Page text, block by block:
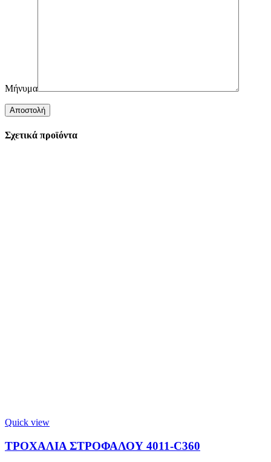
Μήνυμα
Σχετικά προϊόντα
Quick view
ΤΡΟΧΑΛΙΑ ΣΤΡΟΦΑΛΟΥ 4011-C360